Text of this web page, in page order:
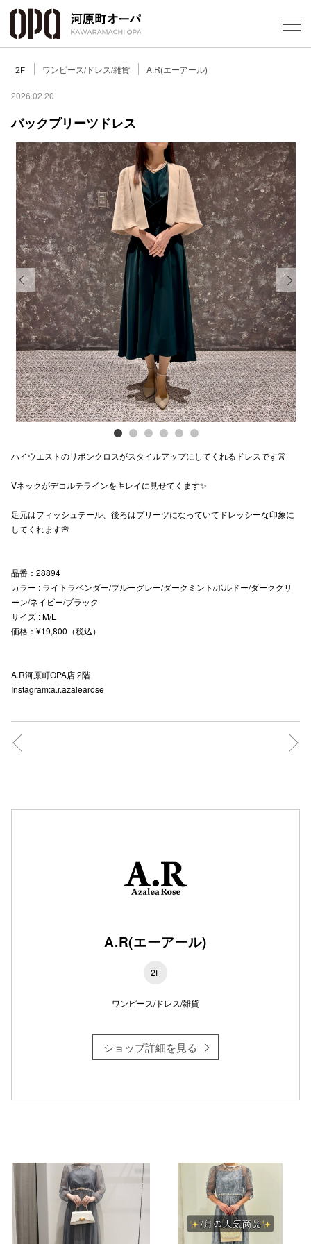
2F ワンピース/ドレス/雑貨 A.R(エーアール)
2026.02.20
バックプリーツドレス
Previous Next
ハイウエストのリボンクロスがスタイルアップにしてくれるドレスです👗
Vネックがデコルテラインをキレイに見せてくます✨️
足元はフィッシュテール、後ろはプリーツになっていてドレッシーな印象に
してくれます🌸
品番：28894
カラー : ライトラベンダー/ブルーグレー/ダークミント/ボルドー/ダークグリ
ーン/ネイビー/ブラック
サイズ : M/L
価格：¥19,800（税込）
A.R河原町OPA店 2階
Instagram:a.r.azalearose
A.R(エーアール)
2F
ワンピース/ドレス/雑貨
ショップ詳細を見る
フロア
ショッ
レスト
施設案内
アクセ
スタッ
電話で
公式SNS
プライバシ
三宮オ
キャナルシ